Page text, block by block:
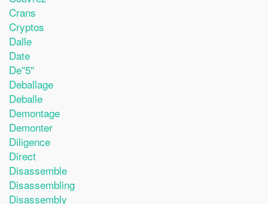
Crans
Cryptos
Dalle
Date
De''5''
Deballage
Deballe
Demontage
Demonter
Diligence
Direct
Disassemble
Disassembling
Disassembly